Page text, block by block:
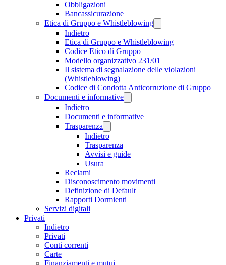
Obbligazioni
Bancassicurazione
Etica di Gruppo e Whistleblowing
Indietro
Etica di Gruppo e Whistleblowing
Codice Etico di Gruppo
Modello organizzativo 231/01
Il sistema di segnalazione delle violazioni
(Whistleblowing)
Codice di Condotta Anticorruzione di Gruppo
Documenti e informative
Indietro
Documenti e informative
Trasparenza
Indietro
Trasparenza
Avvisi e guide
Usura
Reclami
Disconoscimento movimenti
Definizione di Default
Rapporti Dormienti
Servizi digitali
Privati
Indietro
Privati
Conti correnti
Carte
Finanziamenti e mutui